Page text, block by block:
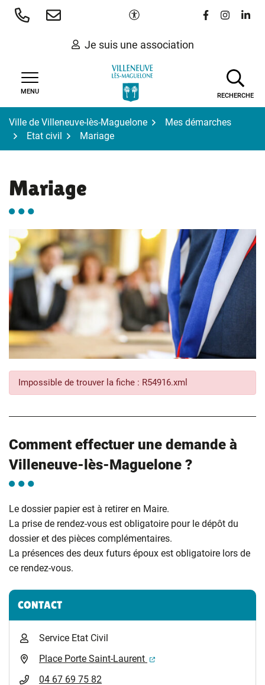
Aller
Paramètres d'accessibilité
Lien vers le
Lien vers
Lien
Je suis une association
MENU
RECHERCHE
Ville de Villeneuve-lès-Maguelone
Mes démarches
Etat civil
Mariage
Mariage
Impossible de trouver la fiche : R54916.xml
Comment effectuer une demande à
Villeneuve-lès-Maguelone ?
Le dossier papier est à retirer en Maire.
La prise de rendez-vous est obligatoire pour le dépôt du
dossier et des pièces complémentaires.
La présences des deux futurs époux est obligatoire lors de
ce rendez-vous.
Informations complémentaires
CONTACT
Service Etat Civil
Place Porte Saint-Laurent
(ouverture dans un
04 67 69 75 82